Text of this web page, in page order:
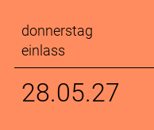
donnerstag
einlass
28.05.27